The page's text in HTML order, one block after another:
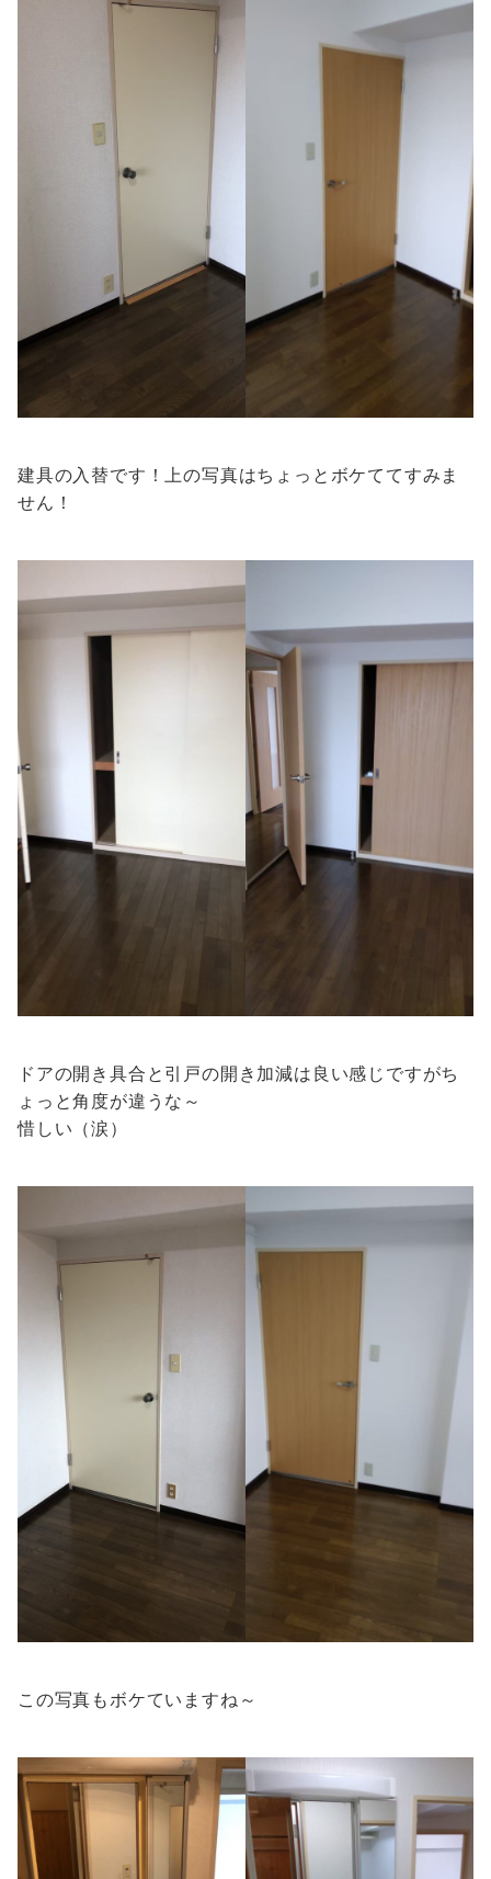
建具の入替です！上の写真はちょっとボケててすみま
せん！
ドアの開き具合と引戸の開き加減は良い感じですがち
ょっと角度が違うな～
惜しい（涙）
この写真もボケていますね～